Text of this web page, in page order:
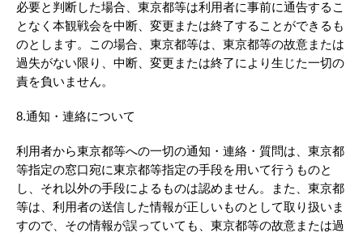
必要と判断した場合、東京都等は利用者に事前に通告するこ
となく本観戦会を中断、変更または終了することができるも
のとします。この場合、東京都等は、東京都等の故意または
過失がない限り、中断、変更または終了により生じた一切の
責を負いません。
8.通知・連絡について
利用者から東京都等への一切の通知・連絡・質問は、東京都
等指定の窓口宛に東京都等指定の手段を用いて行うものと
し、それ以外の手段によるものは認めません。また、東京都
等は、利用者の送信した情報が正しいものとして取り扱いま
すので、その情報が誤っていても、東京都等の故意または過